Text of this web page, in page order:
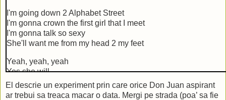
I'm going down 2 Alphabet Street
I'm gonna crown the first girl that I meet
I'm gonna talk so sexy
She'll want me from my head 2 my feet
Yeah, yeah, yeah
Yes she will
Yeah, yeah, yeah (Yeah)
Yeah, yeah, yeah
El descrie un experiment prin care orice Don Juan aspirant
ar trebui sa treaca macar o data. Mergi pe strada (poa’ sa fie